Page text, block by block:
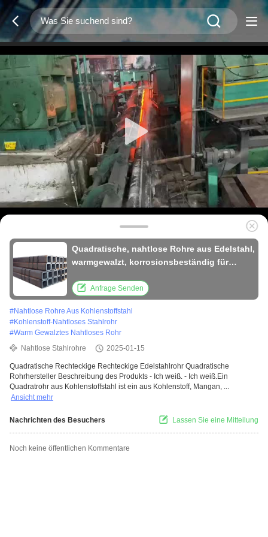
Quadratische, nahtlose Rohre aus Edelstahl,
warmgewalzt, korrosionsbeständig für
Anfrage Senden
#Nahtlose Rohre Aus Kohlenstoffstahl
#Kohlenstoff-Nahtloses Stahlrohr
#Warm Gewalztes Nahtloses Rohr
Nahtlose Stahlrohre
2025-01-15
Quadratische Rechteckige Rechteckige Edelstahlrohr Quadratische
Rohrhersteller Beschreibung des Produkts - Ich weiß. - Ich weiß.Ein
Quadratrohr aus Kohlenstoffstahl ist ein aus Kohlenstoff, Mangan, ...
Ansicht mehr
Nachrichten des Besuchers Lassen Sie eine Mitteilung
Noch keine öffentlichen Kommentare